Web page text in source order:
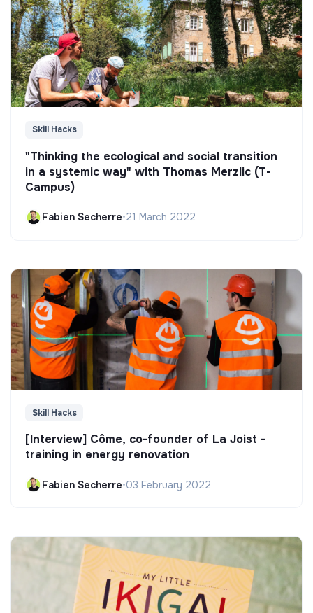
Skill Hacks
"Thinking the ecological and social transition
in a systemic way" with Thomas Merzlic (T-
Campus)
Fabien Secherre•21 March 2022
Skill Hacks
[Interview] Côme, co-founder of La Joist -
training in energy renovation
Fabien Secherre•03 February 2022